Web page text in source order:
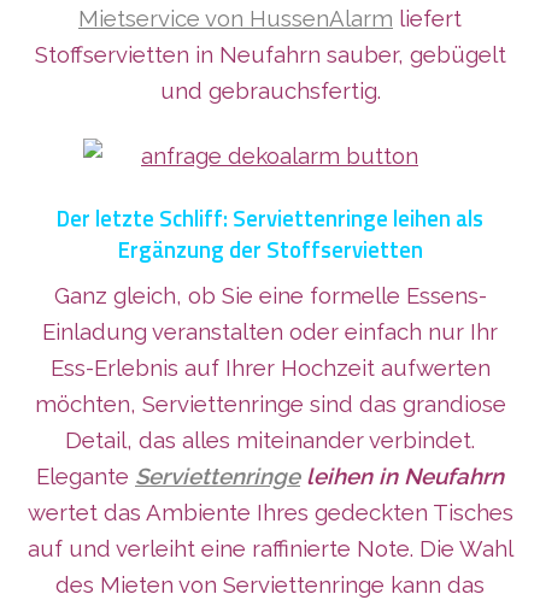
Mietservice von HussenAlarm liefert
Stoffservietten in Neufahrn sauber, gebügelt
und gebrauchsfertig.
Der letzte Schliff: Serviettenringe leihen als
Ergänzung der Stoffservietten
Ganz gleich, ob Sie eine formelle Essens-
Einladung veranstalten oder einfach nur Ihr
Ess-Erlebnis auf Ihrer Hochzeit aufwerten
möchten, Serviettenringe sind das grandiose
Detail, das alles miteinander verbindet.
Elegante Serviettenringeleihen in Neufahrn
wertet das Ambiente Ihres gedeckten Tisches
auf und verleiht eine raffinierte Note. Die Wahl
des Mieten von Serviettenringe kann das